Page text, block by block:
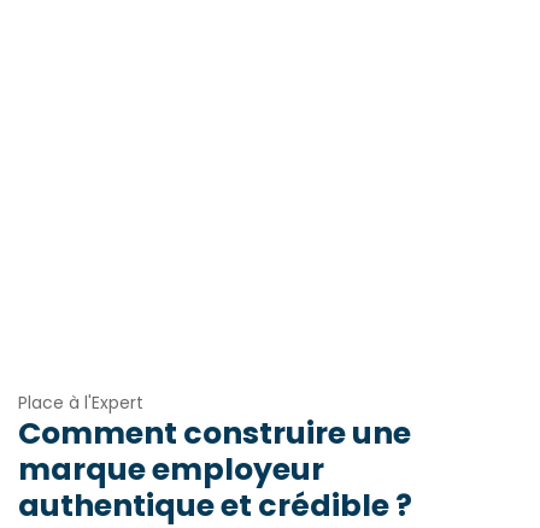
Place à l'Expert
Comment construire une
marque employeur
authentique et crédible ?